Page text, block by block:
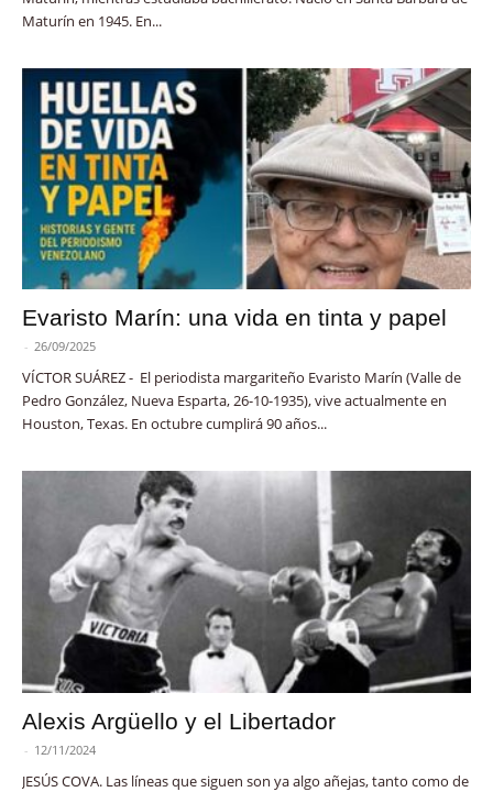
Maturín en 1945. En...
Evaristo Marín: una vida en tinta y papel
- 26/09/2025
VÍCTOR SUÁREZ - El periodista margariteño Evaristo Marín (Valle de
Pedro González, Nueva Esparta, 26-10-1935), vive actualmente en
Houston, Texas. En octubre cumplirá 90 años...
Alexis Argüello y el Libertador
- 12/11/2024
JESÚS COVA. Las líneas que siguen son ya algo añejas, tanto como de